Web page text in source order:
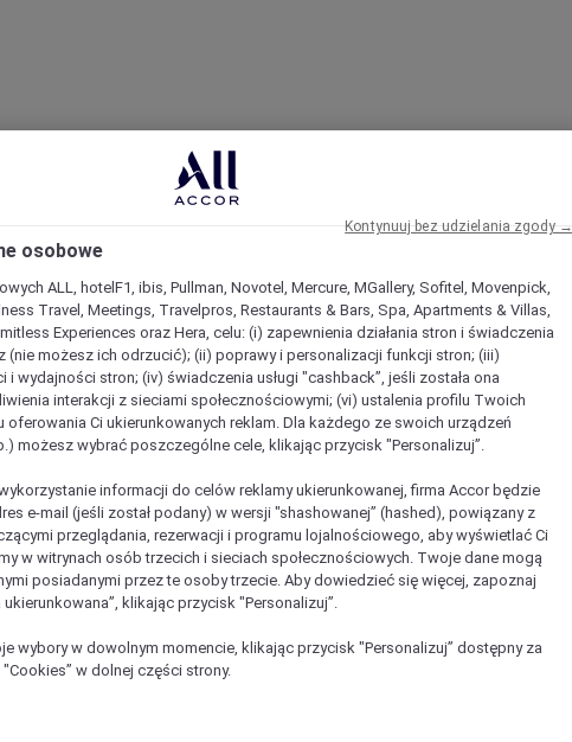
osobowe
ALL, hotelF1, ibis, Pullman, Novotel, Mercure, MGallery, Sofitel, Movenpick,
Travel, Meetings, Travelpros, Restaurants & Bars, Spa, Apartments & Villas,
Experiences oraz Hera, celu: (i) zapewnienia działania stron i świadczenia
(nie możesz ich odrzucić); (ii) poprawy i personalizacji funkcji stron; (iii)
wydajności stron; (iv) świadczenia usługi "cashback”, jeśli została ona
interakcji z sieciami społecznościowymi; (vi) ustalenia profilu Twoich
oferowania Ci ukierunkowanych reklam. Dla każdego ze swoich urządzeń
możesz wybrać poszczególne cele, klikając przycisk "Personalizuj”.
informacji do celów reklamy ukierunkowanej, firma Accor będzie
e-mail (jeśli został podany) w wersji "shashowanej” (hashed), powiązany z
przeglądania, rezerwacji i programu lojalnościowego, aby wyświetlać Ci
w witrynach osób trzecich i sieciach społecznościowych. Twoje dane mogą
posiadanymi przez te osoby trzecie. Aby dowiedzieć się więcej, zapoznaj
ukierunkowana”, klikając przycisk "Personalizuj”.
wybory w dowolnym momencie, klikając przycisk "Personalizuj” dostępny za
w dolnej części strony.
Kontynuuj bez udzielania zgody →